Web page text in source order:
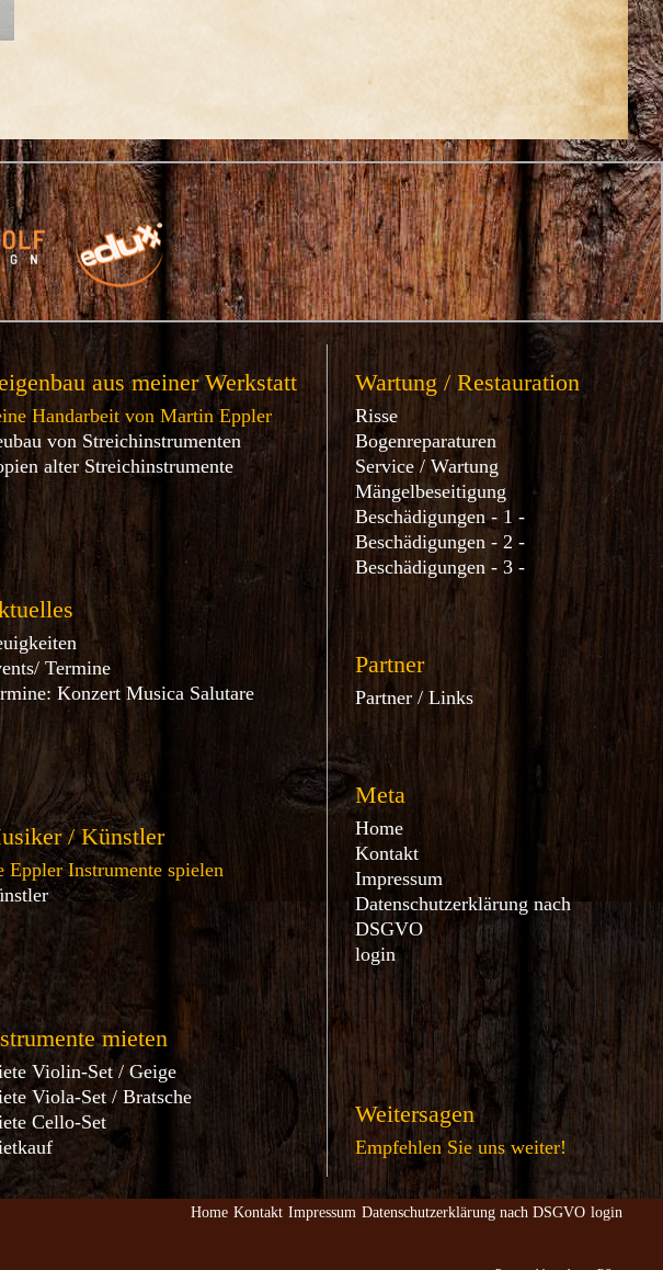
aus meiner Werkstatt
Handarbeit von Martin Eppler
von Streichinstrumenten
alter Streichinstrumente
Termine
Konzert Musica Salutare
/ Künstler
Eppler Instrumente spielen
mieten
Violin-Set / Geige
Viola-Set / Bratsche
Cello-Set
Wartung / Restauration
Risse
Bogenreparaturen
Service / Wartung
Mängelbeseitigung
Beschädigungen - 1 -
Beschädigungen - 2 -
Beschädigungen - 3 -
Partner
Partner / Links
Meta
Home
Kontakt
Impressum
Datenschutzerklärung nach
DSGVO
login
Weitersagen
Empfehlen Sie uns weiter!
Home Kontakt Impressum Datenschutzerklärung nach DSGVO login